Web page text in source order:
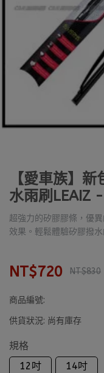
【愛車族】
水雨刷LEAIZ
超強力的矽膠膠條，優
效果。輕鬆體驗矽膠撥
NT$720 NT$830
商品編號:
供貨狀況: 尚有庫存
規格
12吋
14吋